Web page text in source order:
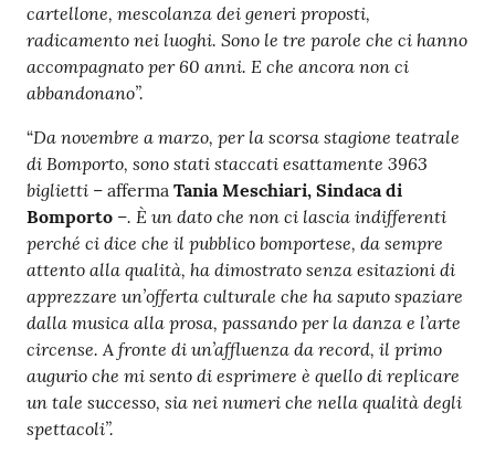
cartellone, mescolanza dei generi proposti,
radicamento nei luoghi. Sono le tre parole che ci hanno
accompagnato per 60 anni. E che ancora non ci
abbandonano”.
“Da novembre a marzo, per la scorsa stagione teatrale
di Bomporto, sono stati staccati esattamente 3963
biglietti – afferma Tania Meschiari, Sindaca di
Bomporto –. È un dato che non ci lascia indifferenti
perché ci dice che il pubblico bomportese, da sempre
attento alla qualità, ha dimostrato senza esitazioni di
apprezzare un’offerta culturale che ha saputo spaziare
dalla musica alla prosa, passando per la danza e l’arte
circense. A fronte di un’affluenza da record, il primo
augurio che mi sento di esprimere è quello di replicare
un tale successo, sia nei numeri che nella qualità degli
spettacoli”.